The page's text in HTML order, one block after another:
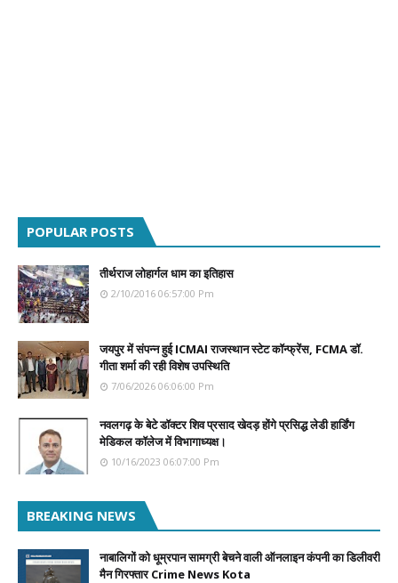
POPULAR POSTS
तीर्थराज लोहार्गल धाम का इतिहास
2/10/2016 06:57:00 Pm
जयपुर में संपन्न हुई ICMAI राजस्थान स्टेट कॉन्फ्रेंस, FCMA डॉ.
गीता शर्मा की रही विशेष उपस्थिति
7/06/2026 06:06:00 Pm
नवलगढ़ के बेटे डॉक्टर शिव प्रसाद खेदड़ होंगे प्रसिद्ध लेडी हार्डिंग
मेडिकल कॉलेज में विभागाध्यक्ष।
10/16/2023 06:07:00 Pm
BREAKING NEWS
नाबालिगों को धूम्रपान सामग्री बेचने वाली ऑनलाइन कंपनी का डिलीवरी
मैन गिरफ्तार Crime News Kota